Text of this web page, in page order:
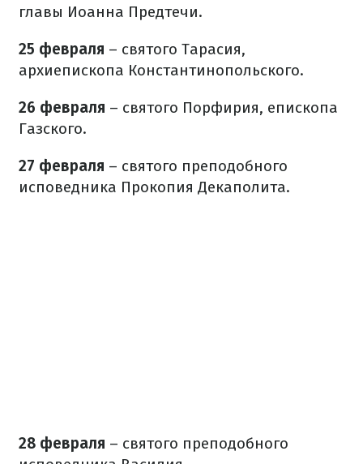
главы Иоанна Предтечи.
25 февраля – святого Тарасия,
архиепископа Константинопольского.
26 февраля – святого Порфирия, епископа
Газского.
27 февраля – святого преподобного
исповедника Прокопия Декаполита.
28 февраля – святого преподобного